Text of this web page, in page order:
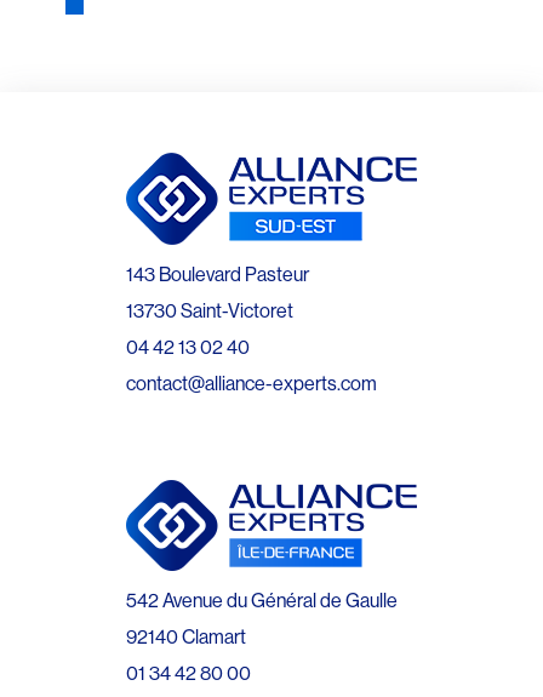
143 Boulevard Pasteur
13730 Saint-Victoret
04 42 13 02 40
contact@alliance-experts.com
542 Avenue du Général de Gaulle
92140 Clamart
01 34 42 80 00